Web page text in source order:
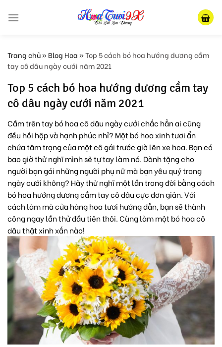
Trang chủ»Blog Hoa»Top 5 cách bó hoa hướng dương cầm
tay cô dâu ngày cưới năm 2021
Top 5 cách bó hoa hướng dương cầm tay
cô dâu ngày cưới năm 2021
Cầm trên tay bó hoa cô dâu ngày cưới chắc hẳn ai cũng
đều hồi hộp và hạnh phúc nhỉ? Một bó hoa xinh tươi ẩn
chứa tâm trạng của một cô gái trước giờ lên xe hoa. Bạn có
bao giờ thử nghĩ mình sẽ tự tay làm nó. Dành tặng cho
người bạn gái những người phụ nữ mà bạn yêu quý trong
ngày cưới không? Hãy thử nghĩ một lần trong đời bằng cách
bó hoa hướng dương cầm tay cô dâu cực đơn giản. Với
cách làm mà cửa hàng hoa tươi hướng dẫn, bạn sẽ thành
công ngay lần thử đầu tiên thôi. Cùng làm một bó hoa cô
dâu thật xinh xắn nào!